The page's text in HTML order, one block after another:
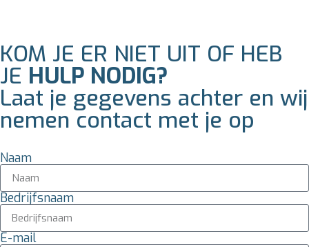
KOM JE ER NIET UIT OF HEB
JE HULP NODIG?
Laat je gegevens achter en wij
nemen contact met je op
Naam
Bedrijfsnaam
E-mail